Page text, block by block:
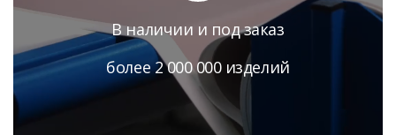
В наличии и под заказ
более 2 000 000 изделий